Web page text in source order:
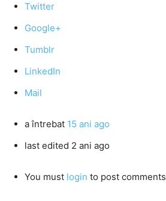
Twitter
Google+
Tumblr
LinkedIn
Mail
a întrebat 15 ani ago
last edited 2 ani ago
You must login to post comments